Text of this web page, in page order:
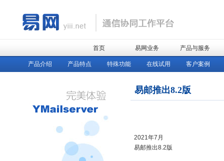
首页 易网业务 产品与服务
产品介绍 产品特点 特殊功能 在线试用 客户案例
易邮推出8.2版
2021年7月
易邮推出8.2版